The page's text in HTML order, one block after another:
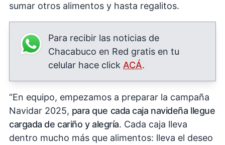
sumar otros alimentos y hasta regalitos.
Para recibir las noticias de
Chacabuco en Red gratis en tu
celular hace click ACÁ.
“En equipo, empezamos a preparar la campaña
Navidar 2025, para que cada caja navideña llegue
cargada de cariño y alegría. Cada caja lleva
dentro mucho más que alimentos: lleva el deseo